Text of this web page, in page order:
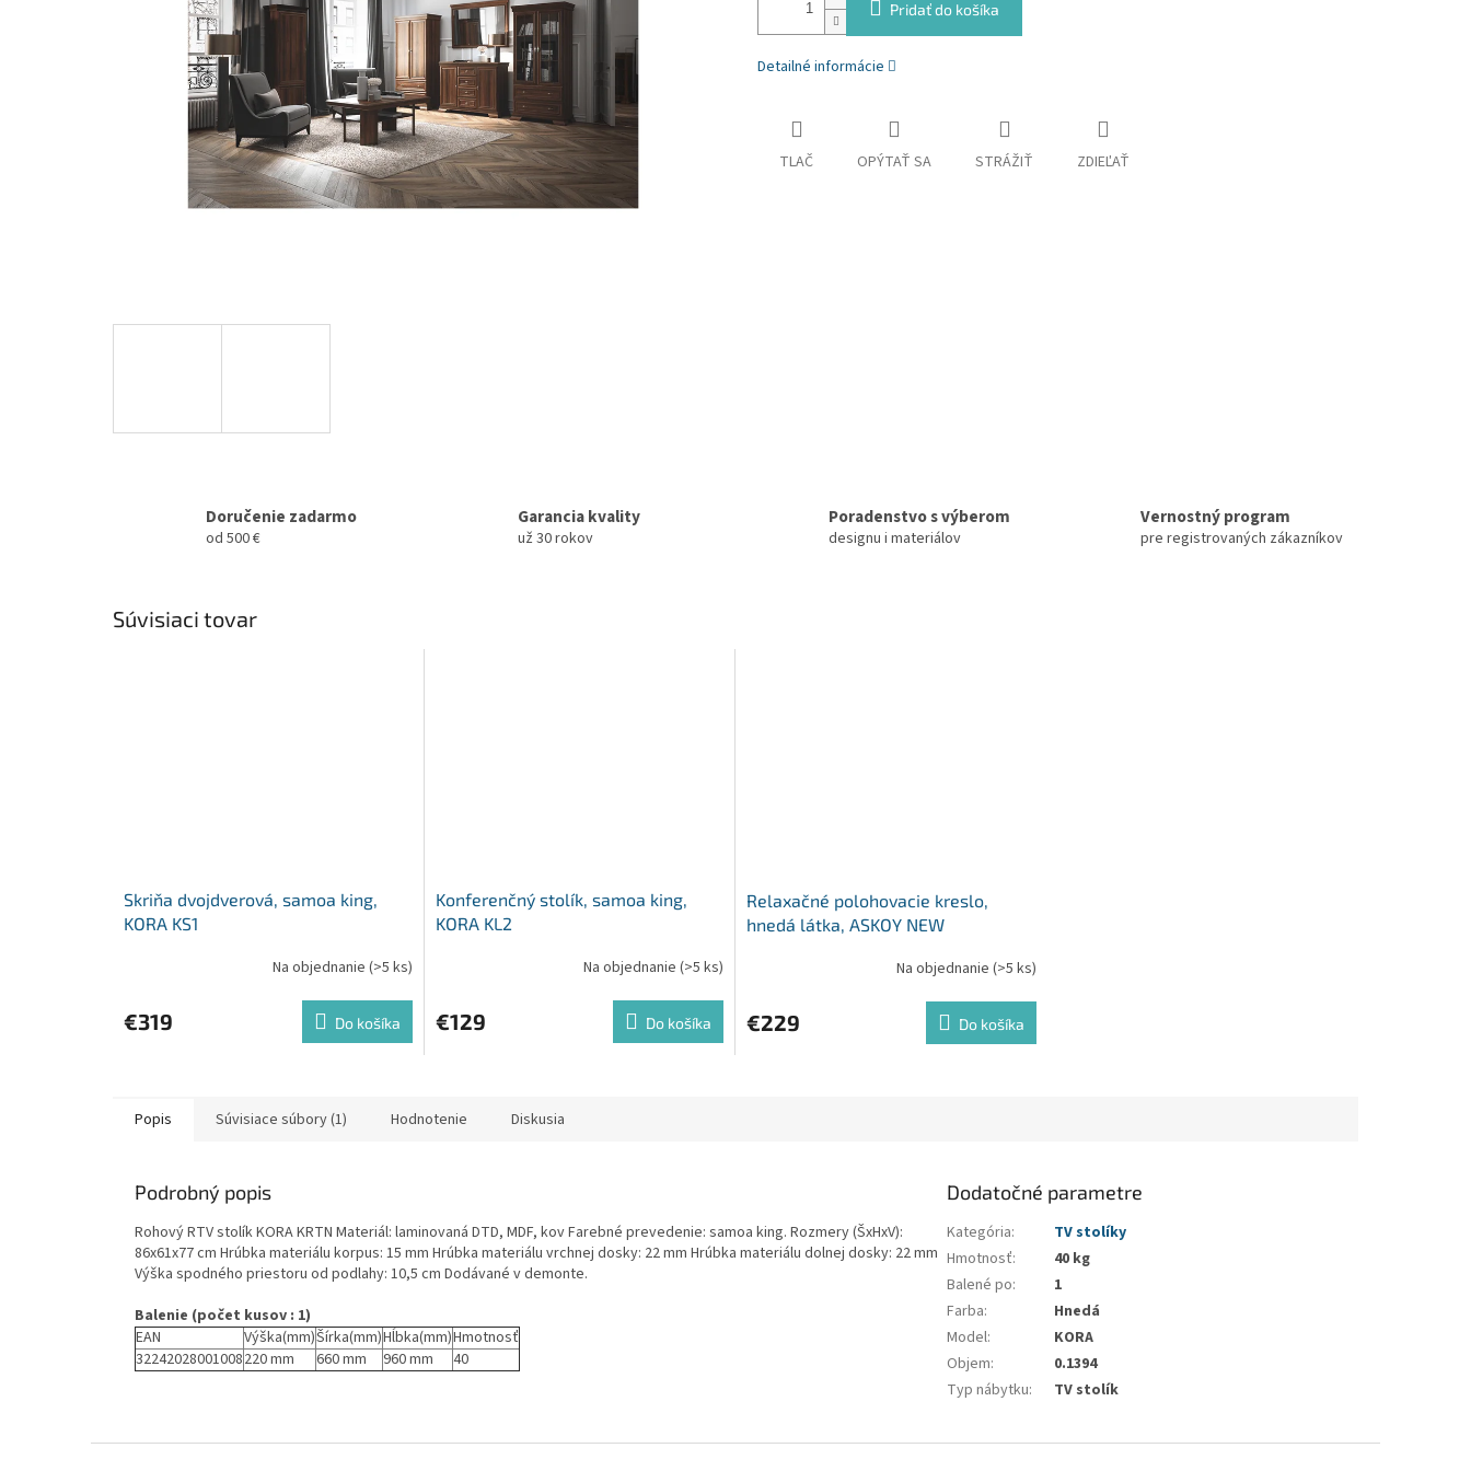
Pridať do košíka
Detailné informácie
TLAČ OPÝTAŤ SA STRÁŽIŤ ZDIEĽAŤ
Doručenie zadarmo
od 500 €
Garancia kvality
už 30 rokov
Poradenstvo s výberom
designu i materiálov
Vernostný program
pre registrovaných zákazníkov
Súvisiaci tovar
Skriňa dvojdverová, samoa king,
KORA KS1
Na objednanie (>5 ks)
€319 Do košíka
Konferenčný stolík, samoa king,
KORA KL2
Na objednanie (>5 ks)
€129 Do košíka
Relaxačné polohovacie kreslo,
hnedá látka, ASKOY NEW
Na objednanie (>5 ks)
€229 Do košíka
Popis Súvisiace súbory (1) Hodnotenie Diskusia
Podrobný popis
Rohový RTV stolík KORA KRTN Materiál: laminovaná DTD, MDF, kov Farebné prevedenie: samoa king. Rozmery (ŠxHxV):
86x61x77 cm Hrúbka materiálu korpus: 15 mm Hrúbka materiálu vrchnej dosky: 22 mm Hrúbka materiálu dolnej dosky: 22 mm
Výška spodného priestoru od podlahy: 10,5 cm Dodávané v demonte.
Balenie (počet kusov : 1)
EAN
Výška(mm)Šírka(mm)Hĺbka(mm)Hmotnosť
32242028001008220 mm 660 mm 960 mm 40
Dodatočné parametre
Kategória:
TV stolíky
Hmotnosť:
40 kg
Balené po:
1
Farba:
Hnedá
Model:
KORA
Objem:
0.1394
Typ nábytku: TV stolík